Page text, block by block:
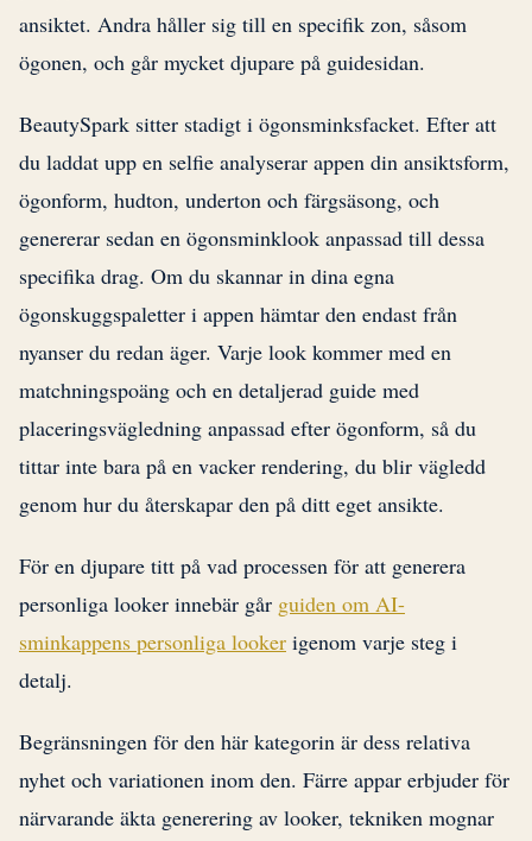
ansiktet. Andra håller sig till en specifik zon, såsom
ögonen, och går mycket djupare på guidesidan.
BeautySpark sitter stadigt i ögonsminksfacket. Efter att
du laddat upp en selfie analyserar appen din ansiktsform,
ögonform, hudton, underton och färgsäsong, och
genererar sedan en ögonsminklook anpassad till dessa
specifika drag. Om du skannar in dina egna
ögonskuggspaletter i appen hämtar den endast från
nyanser du redan äger. Varje look kommer med en
matchningspoäng och en detaljerad guide med
placeringsvägledning anpassad efter ögonform, så du
tittar inte bara på en vacker rendering, du blir vägledd
genom hur du återskapar den på ditt eget ansikte.
För en djupare titt på vad processen för att generera
personliga looker innebär går guiden om AI-
sminkappens personliga looker igenom varje steg i
detalj.
Begränsningen för den här kategorin är dess relativa
nyhet och variationen inom den. Färre appar erbjuder för
närvarande äkta generering av looker, tekniken mognar